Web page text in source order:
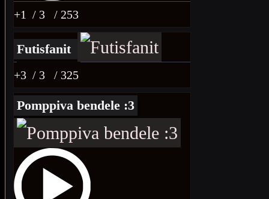
+1 / 3 / 253
Futisfanit
+3 / 3 / 325
Pomppiva bendele :3